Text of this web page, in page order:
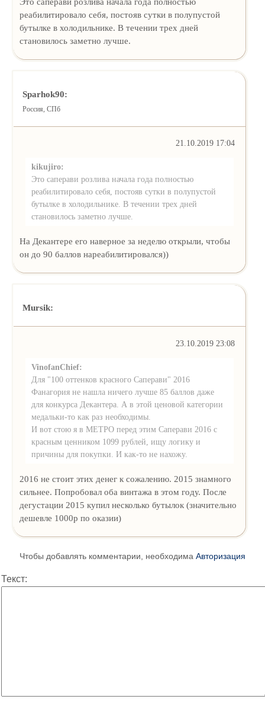
реабилитировало себя, постояв сутки в полупустой
бутылке в холодильнике. В течении трех дней
становилось заметно лучше.
Sparhok90:
Россия, СПб
21.10.2019 17:04
kikujiro:
Это саперави розлива начала года полностью
реабилитировало себя, постояв сутки в полупустой
бутылке в холодильнике. В течении трех дней
становилось заметно лучше.
На Декантере его наверное за неделю открыли, чтобы
он до 90 баллов нареабилитировался))
Mursik:
23.10.2019 23:08
VinofanChief:
Для "100 оттенков красного Саперави" 2016
Фанагория не нашла ничего лучше 85 баллов даже
для конкурса Декантера. А в этой ценовой категории
медальки-то как раз необходимы.
И вот стою я в МЕТРО перед этим Саперави 2016 с
красным ценником 1099 рублей, ищу логику и
причины для покупки. И как-то не нахожу.
2016 не стоит этих денег к сожалению. 2015 знамного
сильнее. Попробовал оба винтажа в этом году. После
дегустации 2015 купил несколько бутылок (значительно
дешевле 1000р по оказии)
Чтобы добавлять комментарии, необходима Авторизация
Текст: